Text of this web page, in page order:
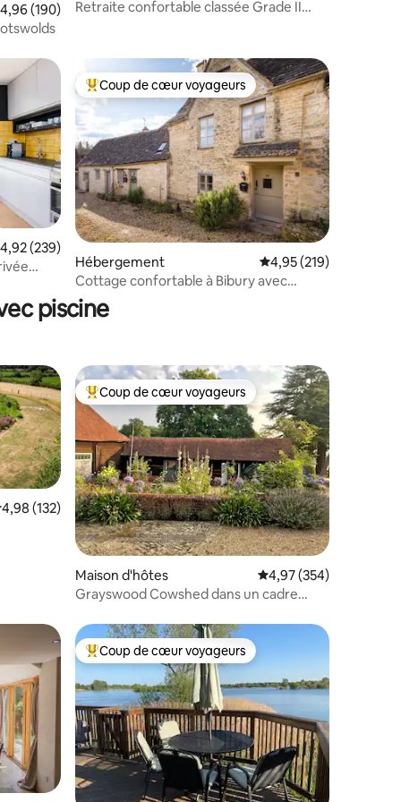
: 5 sur 5
moyenne sur la base de 190 commentaires : 4,96 sur 5
4,96 (190)
Retraite confortable classée Grade II
: 4,92 sur 5
moyenne sur la base de 239 commentaires : 4,92 sur 5
4,92 (239)
Coups de cœur voyageurs les plus appréciés
Coup de cœur voyageurs
Hébergement Évaluation moyenne
4,95 (219)
Cottage confortable à Bibury avec
parking
piscine
: 4,86 sur 5
appréciés
moyenne sur la base de 132 commentaires : 4,98 sur 5
4,98 (132)
Coups de cœur voyageurs les plus appréciés
Coup de cœur voyageurs
Maison d'hôtes Évaluation moyenne
4,97 (354)
Grayswood Cowshed dans un cadre
Coups de cœur voyageurs les plus appréciés
Coup de cœur voyageurs